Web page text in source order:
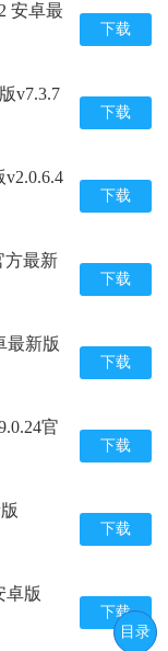
安卓最
下载
v7.3.7
下载
下载
方最新
下载
最新版
下载
官
下载
下载
卓版
下载
目录